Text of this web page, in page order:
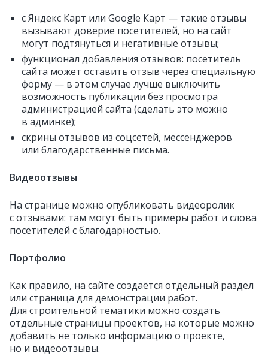
с Яндекс Карт или Google Карт — такие отзывы
вызывают доверие посетителей, но на сайт
могут подтянуться и негативные отзывы;
функционал добавления отзывов: посетитель
сайта может оставить отзыв через специальную
форму — в этом случае лучше выключить
возможность публикации без просмотра
администрацией сайта (сделать это можно
в админке);
скрины отзывов из соцсетей, мессенджеров
или благодарственные письма.
Видеоотзывы
На странице можно опубликовать видеоролик
с отзывами: там могут быть примеры работ и слова
посетителей с благодарностью.
Портфолио
Как правило, на сайте создаётся отдельный раздел
или страница для демонстрации работ.
Для строительной тематики можно создать
отдельные страницы проектов, на которые можно
добавить не только информацию о проекте,
но и видеоотзывы.